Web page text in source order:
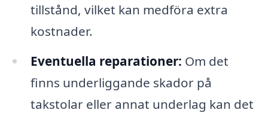
tillstånd, vilket kan medföra extra
kostnader.
Eventuella reparationer: Om det
finns underliggande skador på
takstolar eller annat underlag kan det